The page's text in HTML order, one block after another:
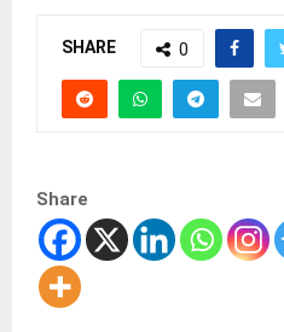
SHARE 0
Share